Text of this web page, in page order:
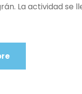
La actividad se